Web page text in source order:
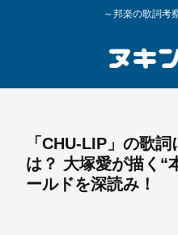
～邦楽の歌詞考
「CHU-LIP」の歌
は？ 大塚愛が描く“
ールドを深読み！